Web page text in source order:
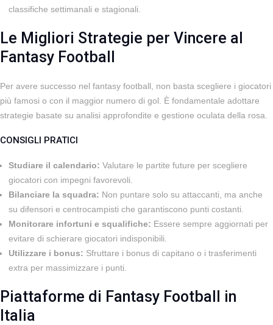
classifiche settimanali e stagionali.
Le Migliori Strategie per Vincere al
Fantasy Football
Per avere successo nel fantasy football, non basta scegliere i giocatori
più famosi o con il maggior numero di gol. È fondamentale adottare
strategie basate su analisi approfondite e gestione oculata della rosa.
CONSIGLI PRATICI
Studiare il calendario: Valutare le partite future per scegliere
giocatori con impegni favorevoli.
Bilanciare la squadra: Non puntare solo su attaccanti, ma anche
su difensori e centrocampisti che garantiscono punti costanti.
Monitorare infortuni e squalifiche: Essere sempre aggiornati per
evitare di schierare giocatori indisponibili.
Utilizzare i bonus: Sfruttare i bonus di capitano o i trasferimenti
extra per massimizzare i punti.
Piattaforme di Fantasy Football in
Italia